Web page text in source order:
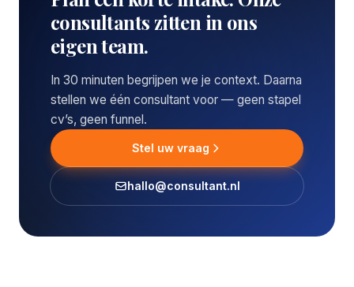
consultants zitten in ons
eigen team.
In 30 minuten begrijpen we je context. Daarna
stellen we één consultant voor — geen stapel
cv’s, geen funnel.
Stel uw vraag
hallo@consultant.nl